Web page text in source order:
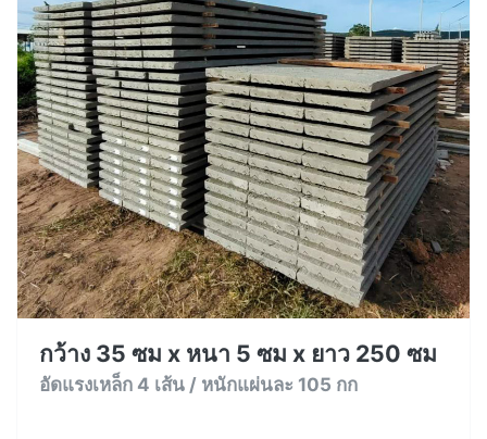
กว้าง 35 ซม x หนา 5 ซม x ยาว 250 ซม
อัดแรงเหล็ก 4 เส้น / หนักแผ่นละ 105 กก